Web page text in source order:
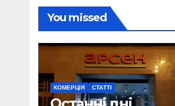
You missed
КОМЕРЦІЯ СТАТТІ